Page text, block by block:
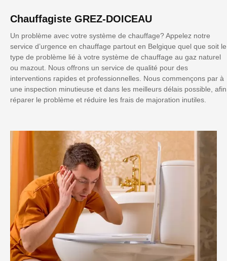
Chauffagiste GREZ-DOICEAU
Un problème avec votre système de chauffage? Appelez notre
service d’urgence en chauffage partout en Belgique quel que soit le
type de problème lié à votre système de chauffage au gaz naturel
ou mazout. Nous offrons un service de qualité pour des
interventions rapides et professionnelles. Nous commençons par à
une inspection minutieuse et dans les meilleurs délais possible, afin
réparer le problème et réduire les frais de majoration inutiles.